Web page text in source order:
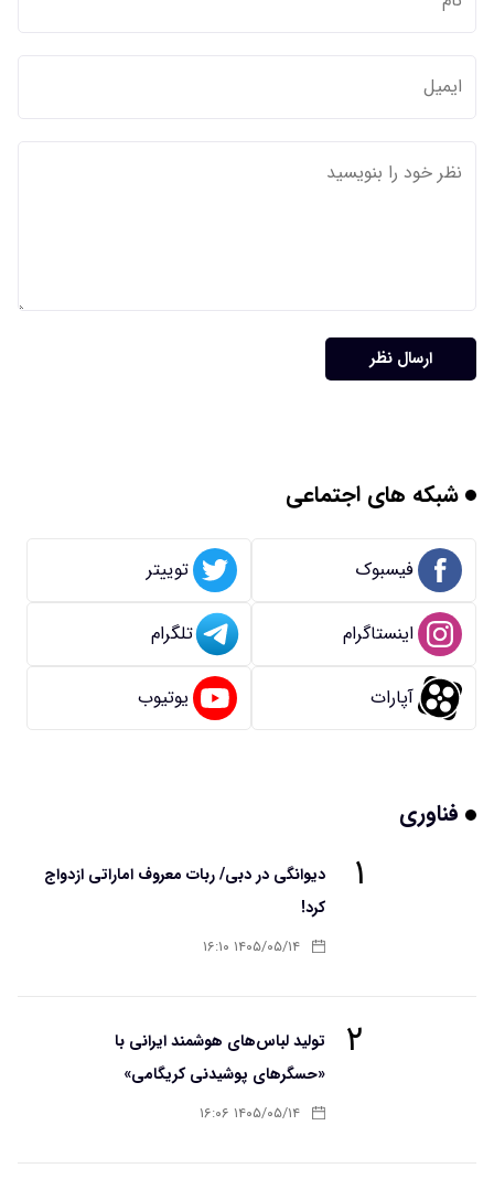
ارسال نظر
شبکه های اجتماعی
فیسبوک توییتر
اینستاگرام تلگرام
آپارات یوتیوب
فناوری
۱
دیوانگی در دبی/ ربات معروف اماراتی ازدواج
کرد!
۱۴۰۵/۰۵/۱۴ ۱۶:۱۰
۲
تولید لباس‌های هوشمند ایرانی با
«حسگرهای پوشیدنی کریگامی»
۱۴۰۵/۰۵/۱۴ ۱۶:۰۶